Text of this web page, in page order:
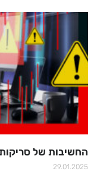
החשיבות של
29.01.2025